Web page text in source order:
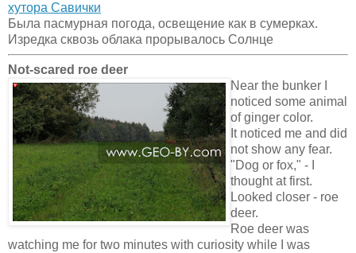
хутора Савички
Была пасмурная погода, освещение как в сумерках.
Изредка сквозь облака прорывалось Солнце
Not-scared roe deer
Near the bunker I
noticed some animal
of ginger color.
It noticed me and did
not show any fear.
"Dog or fox," - I
thought at first.
Looked closer - roe
deer.
Roe deer was
watching me for two minutes with curiosity while I was